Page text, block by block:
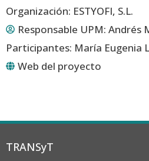
Organización: ESTYOFI, S.L.
Responsable UPM: Andrés
Participantes: María Eugenia
Web del proyecto
TRANSyT